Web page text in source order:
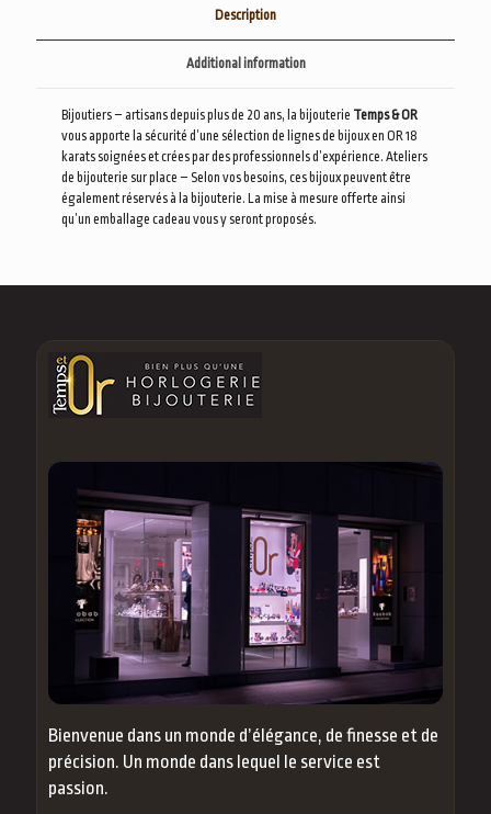
Description
Additional information
Bijoutiers – artisans depuis plus de 20 ans, la bijouterie Temps & OR
vous apporte la sécurité d’une sélection de lignes de bijoux en OR 18
karats soignées et crées par des professionnels d’expérience. Ateliers
de bijouterie sur place – Selon vos besoins, ces bijoux peuvent être
également réservés à la bijouterie. La mise à mesure offerte ainsi
qu’un emballage cadeau vous y seront proposés.
Bienvenue dans un monde d’élégance, de finesse et de
précision. Un monde dans lequel le service est
passion.